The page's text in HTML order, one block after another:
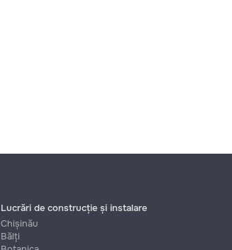
Lucrări de construcție și instalare
Chișinău
Bălți